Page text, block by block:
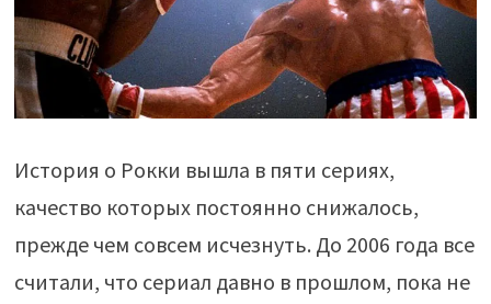
История о Рокки вышла в пяти сериях,
качество которых постоянно снижалось,
прежде чем совсем исчезнуть. До 2006 года все
считали, что сериал давно в прошлом, пока не